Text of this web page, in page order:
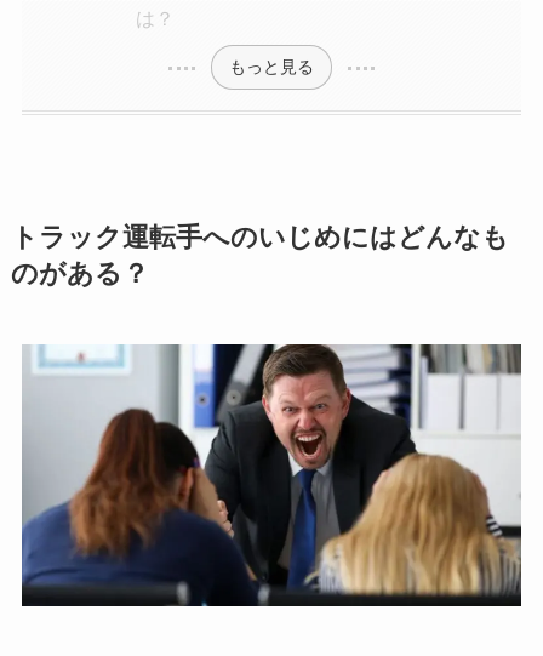
は？
もっと見る
トラック運転手へのいじめにはどんなも
のがある？